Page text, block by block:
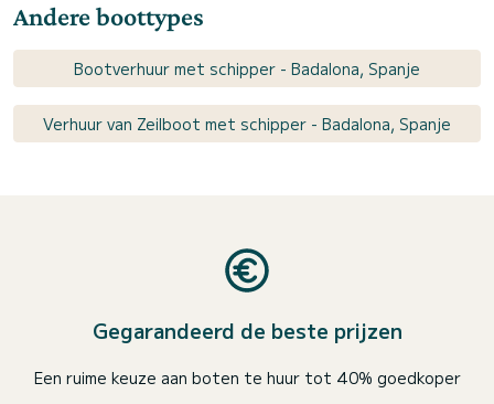
Andere boottypes
Bootverhuur met schipper - Badalona, Spanje
Verhuur van Zeilboot met schipper - Badalona, Spanje
Gegarandeerd de beste prijzen
Een ruime keuze aan boten te huur tot 40% goedkoper